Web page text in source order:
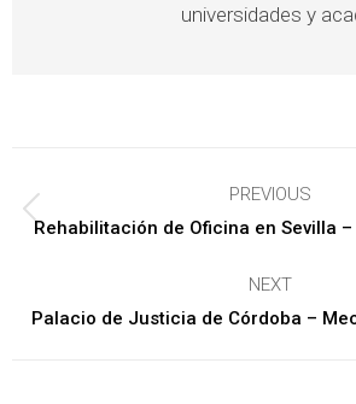
universidades y
navigation
PREVIOUS
Rehabilitación de Oficina en Sevilla
NEXT
Next
Palacio de Justicia de Córdoba –